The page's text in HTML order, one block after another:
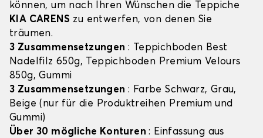
können, um nach Ihren Wünschen die Teppiche
KIA CARENS zu entwerfen, von denen Sie
träumen.
3 Zusammensetzungen : Teppichboden Best
Nadelfilz 650g, Teppichboden Premium Velours
850g, Gummi
3 Zusammensetzungen : Farbe Schwarz, Grau,
Beige (nur für die Produktreihen Premium und
Gummi)
Über 30 mögliche Konturen: Einfassung aus